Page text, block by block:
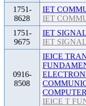
1751-
8628
IET
IET
1751-
9675
IET
IET
0916-
8508
IEICE
IEICE T